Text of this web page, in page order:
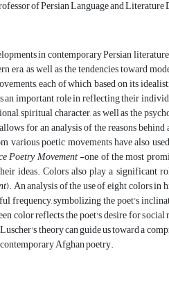
of Persian Language and
in contemporary Persian
era, as well as the tendencies toward
each of which, based on its
an important role in reflecting their
spiritual character, as well as the
for an analysis of the reasons
various poetic movements have also
Poetry Movement-one of the most
ideas. Colors also play a significant
). An analysis of the use of eight colors in
frequency, symbolizing the poet's
color reflects the poet's desire for
theory can guide us toward a
Afghan poetry.